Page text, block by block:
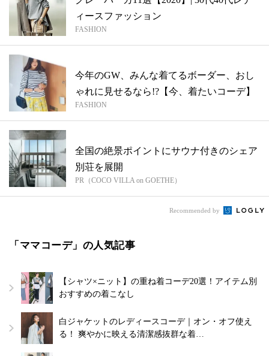
ィースファッション
FASHION
今年のGW、みんな着てるボーダー、おし
ゃれに見せるなら!?【今、着たいコーデ】
FASHION
全国の絶景ポイントにサウナ付きのシェア
別荘を展開
PR（COCO VILLA on GOETHE）
Recommended by
「ママコーデ」の人気記事
【シャツ×ニット】の重ね着コーデ20選！アイテム別
おすすめの着こなし
白ジャケットのレディースコーデ｜オン・オフ使え
る！ 爽やかに映える清潔感抜群な着…